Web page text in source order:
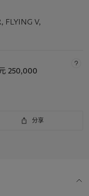
FLYING V,
250,000
分享